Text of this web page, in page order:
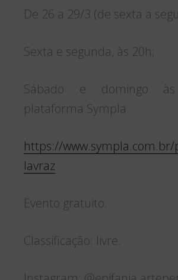
De 26 a 29/3 (de sexta a
Sexta e segunda, às 20h;
Sábado e domingo
plataforma Sympla
https://
lavraz
Evento gratuito.
Classificação: livre.